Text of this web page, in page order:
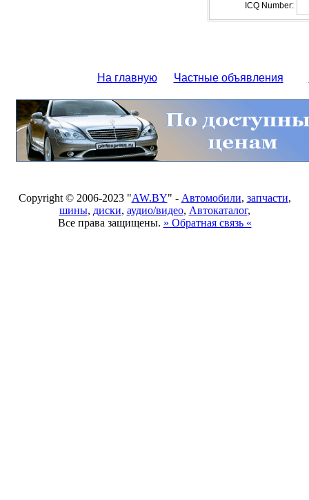
ICQ Number:
На главную Частные объявления
Copyright © 2006-2023 "AW.BY" - Автомобили, запчасти,
шины, диски, аудио/видео, Автокаталог,
Все права защищены. » Обратная связь «